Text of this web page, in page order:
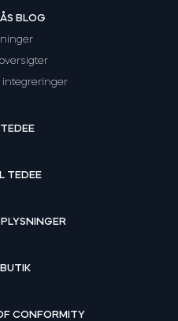
BLOG
TEDEE
CONFORMITY